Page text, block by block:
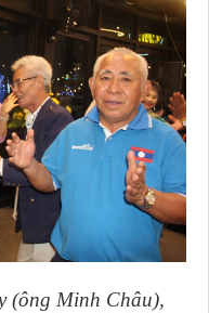
(ông Minh Châu),